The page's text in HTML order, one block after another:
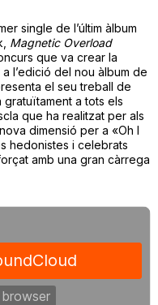
single de l’últim àlbum
Magnetic Overload
que va crear la
l’edició del nou àlbum de
el seu treball de
a tots els
que ha realitzat per als
dimensió per a «Oh I
hedonistes i celebrats
amb una gran càrrega